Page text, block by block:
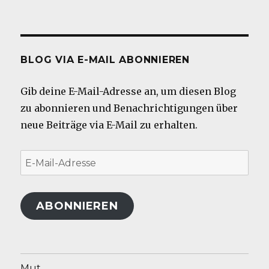
BLOG VIA E-MAIL ABONNIEREN
Gib deine E-Mail-Adresse an, um diesen Blog
zu abonnieren und Benachrichtigungen über
neue Beiträge via E-Mail zu erhalten.
E-
Mail-
Adresse
ABONNIEREN